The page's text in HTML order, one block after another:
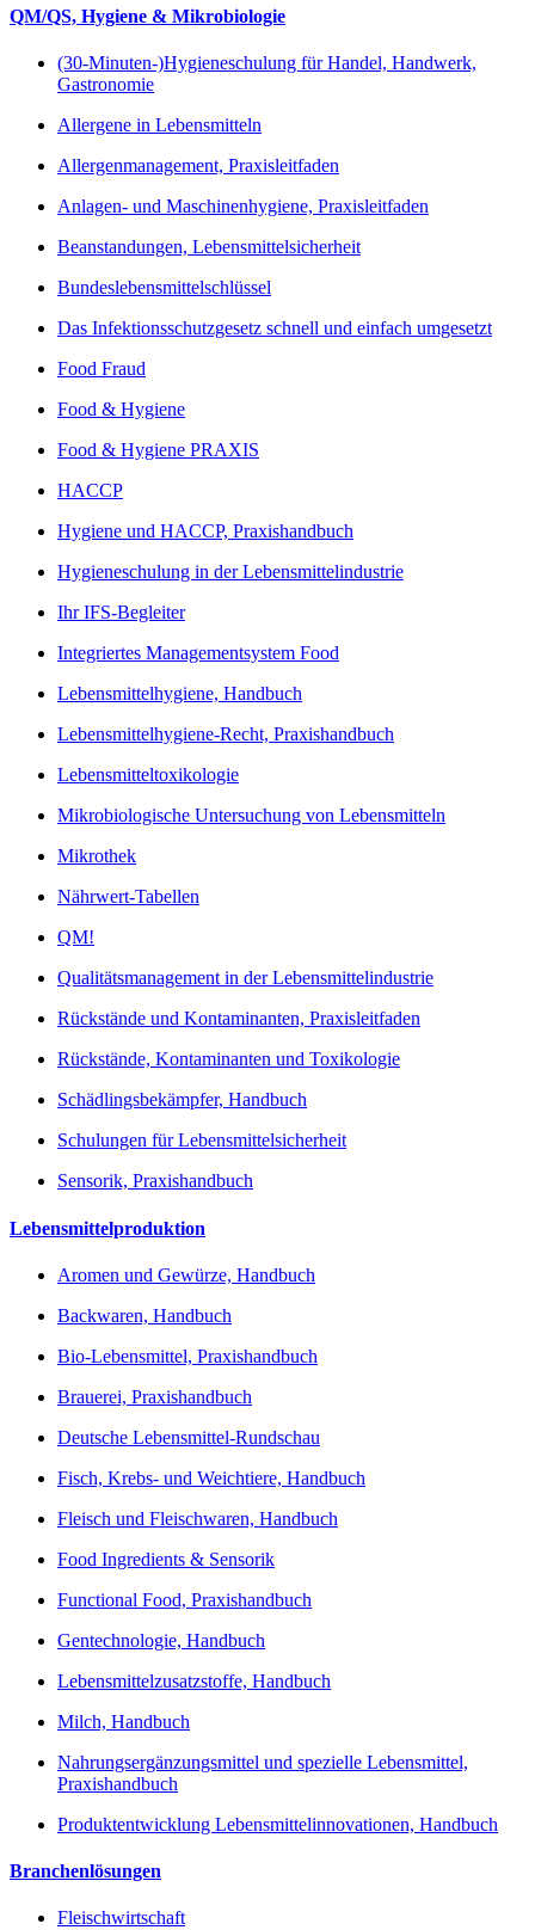
QM/QS, Hygiene & Mikrobiologie
(30-Minuten-)Hygieneschulung für Handel, Handwerk,
Gastronomie
Allergene in Lebensmitteln
Allergenmanagement, Praxisleitfaden
Anlagen- und Maschinenhygiene, Praxisleitfaden
Beanstandungen, Lebensmittelsicherheit
Bundeslebensmittelschlüssel
Das Infektionsschutzgesetz schnell und einfach umgesetzt
Food Fraud
Food & Hygiene
Food & Hygiene PRAXIS
HACCP
Hygiene und HACCP, Praxishandbuch
Hygieneschulung in der Lebensmittelindustrie
Ihr IFS-Begleiter
Integriertes Managementsystem Food
Lebensmittelhygiene, Handbuch
Lebensmittelhygiene-Recht, Praxishandbuch
Lebensmitteltoxikologie
Mikrobiologische Untersuchung von Lebensmitteln
Mikrothek
Nährwert-Tabellen
QM!
Qualitätsmanagement in der Lebensmittelindustrie
Rückstände und Kontaminanten, Praxisleitfaden
Rückstände, Kontaminanten und Toxikologie
Schädlingsbekämpfer, Handbuch
Schulungen für Lebensmittelsicherheit
Sensorik, Praxishandbuch
Lebensmittelproduktion
Aromen und Gewürze, Handbuch
Backwaren, Handbuch
Bio-Lebensmittel, Praxishandbuch
Brauerei, Praxishandbuch
Deutsche Lebensmittel-Rundschau
Fisch, Krebs- und Weichtiere, Handbuch
Fleisch und Fleischwaren, Handbuch
Food Ingredients & Sensorik
Functional Food, Praxishandbuch
Gentechnologie, Handbuch
Lebensmittelzusatzstoffe, Handbuch
Milch, Handbuch
Nahrungsergänzungsmittel und spezielle Lebensmittel,
Praxishandbuch
Produktentwicklung Lebensmittelinnovationen, Handbuch
Branchenlösungen
Fleischwirtschaft